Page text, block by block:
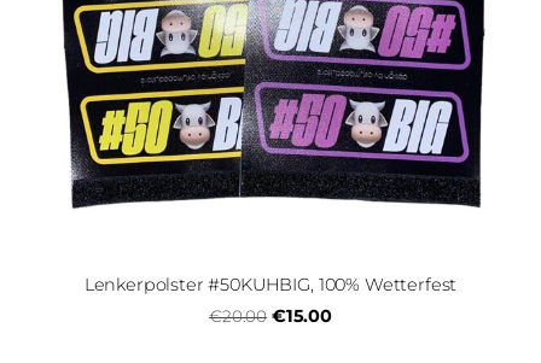
Lenkerpolster #50KUHBIG, 100% Wetterfest
€20.00 €15.00